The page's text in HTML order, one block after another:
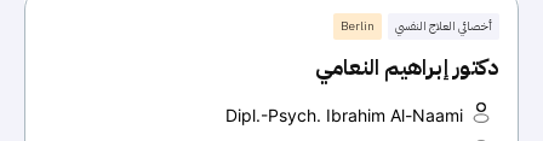
أخصائي العلاج النفسي Berlin
دكتور إبراهيم النعامي
Dipl.-Psych. Ibrahim Al-Naami